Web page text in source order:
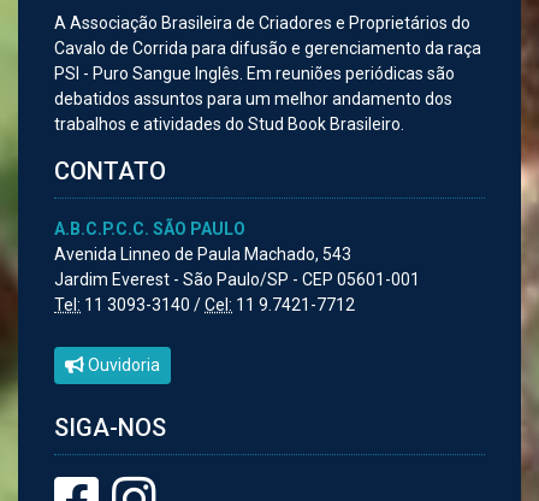
A Associação Brasileira de Criadores e Proprietários do
Cavalo de Corrida para difusão e gerenciamento da raça
PSI - Puro Sangue Inglês. Em reuniões periódicas são
debatidos assuntos para um melhor andamento dos
trabalhos e atividades do Stud Book Brasileiro.
CONTATO
A.B.C.P.C.C. SÃO PAULO
Avenida Linneo de Paula Machado, 543
Jardim Everest - São Paulo/SP - CEP 05601-001
Tel: 11 3093-3140 /Cel: 11 9.7421-7712
Ouvidoria
SIGA-NOS